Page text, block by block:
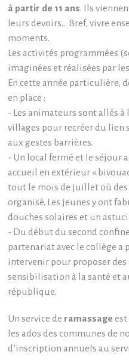
à partir de 11 ans. Ils
leurs devoirs… Bref, vivre
moments.
Les activités programmées
imaginées et réalisées par
En cette année particulière,
en place :
- Les animateurs sont allés à
villages pour recréer du lien
aux gestes barrières.
- Un local fermé et le séjour
accueil en extérieur «
tout le mois de juillet où
organisé. Les jeunes y ont
douches solaires et un
- Du début du second
partenariat avec le collège a
intervenir pour proposer
sensibilisation à la santé et
république.
Un service de ramassage
les ados des communes de
d’inscription annuels au